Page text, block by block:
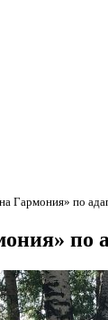
Гармония» по
по